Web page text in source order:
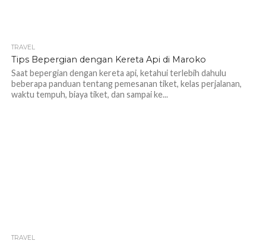
TRAVEL
Tips Bepergian dengan Kereta Api di Maroko
Saat bepergian dengan kereta api, ketahui terlebih dahulu
beberapa panduan tentang pemesanan tiket, kelas perjalanan,
waktu tempuh, biaya tiket, dan sampai ke...
TRAVEL